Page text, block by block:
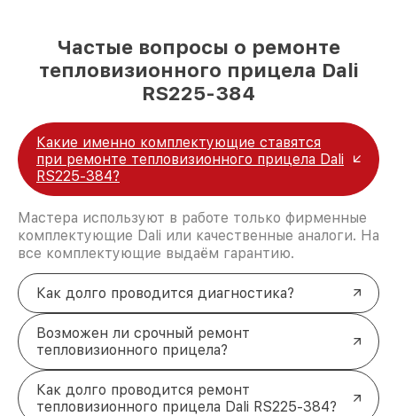
Частые вопросы о ремонте
тепловизионного прицела Dali
RS225-384
Какие именно комплектующие ставятся
при ремонте тепловизионного прицела Dali
RS225-384?
Мастера используют в работе только фирменные
комплектующие Dali или качественные аналоги. На
все комплектующие выдаём гарантию.
Как долго проводится диагностика?
Возможен ли срочный ремонт
тепловизионного прицела?
Как долго проводится ремонт
тепловизионного прицела Dali RS225-384?